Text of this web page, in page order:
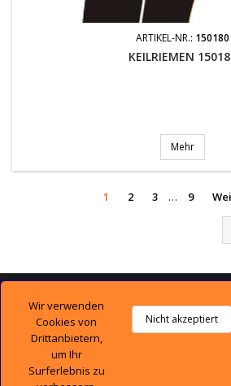
ARTIKEL-NR.: 150180
KEILRIEMEN
Mehr
1 2 3 … 9
TECHNISCHER SUPPORT
UNTERNEHMEN
IHR KONTO
Wir verwenden
Cookies von
Drittanbietern,
um Ihr
Surferlebnis zu
Nicht akzeptiert